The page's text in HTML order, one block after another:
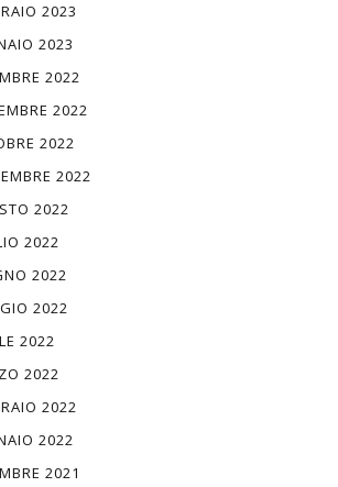
2023
2023
2022
2022
2022
2022
2022
2022
2022
2022
2022
2022
2022
2022
2021